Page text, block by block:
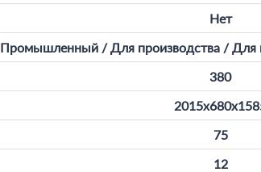
Нет
Промышленный / Для производства / Для
380
75
12